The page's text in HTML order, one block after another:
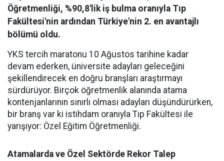
Öğretmenliği, %90,8'lik iş bulma oranıyla Tıp
Fakültesi'nin ardından Türkiye'nin 2. en avantajlı
bölümü oldu.
YKS tercih maratonu 10 Ağustos tarihine kadar
devam ederken, üniversite adayları geleceğini
şekillendirecek en doğru branşları araştırmayı
sürdürüyor. Birçok öğretmenlik alanında atama
kontenjanlarının sınırlı olması adayları düşündürürken,
bir branş var ki istihdam oranıyla Tıp Fakültesi ile
yarışıyor: Özel Eğitim Öğretmenliği.
Atamalarda ve Özel Sektörde Rekor Talep